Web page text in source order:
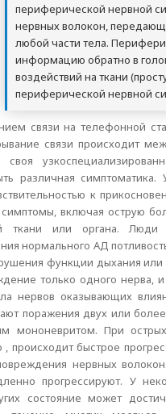
периферической нервной
нервных волокон,
любой части тела.
информацию обратно в
воздействий на ткани
периферической нервной
связи на телефонной
связи происходит
своя
различная
к
включая острую
или органа. Люди
нормального АД
функции дыхания
только одного нерва,
нервов оказывающих
поражения двух или
мононевритом. При
происходит быстрое
нервных
прогрессируют. У
состояние может